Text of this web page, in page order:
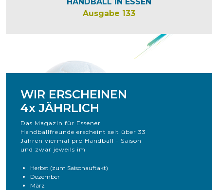
Ausgabe 133
WIR ERSCHEINEN
4x JÄHRLICH
Das Magazin für Essener
Handballfreunde erscheint seit über 33
Jahren viermal pro Handball - Saison
und zwar jeweils im
Herbst (zum Saisonauftakt)
Dezember
März